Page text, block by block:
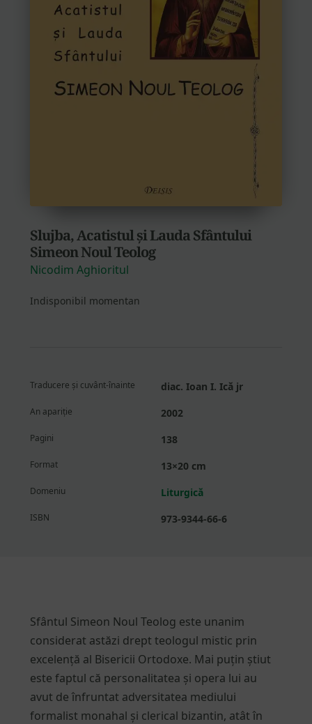
Slujba, Acatistul și Lauda Sfântului
Simeon Noul Teolog
Nicodim Aghioritul
Indisponibil momentan
Traducere și cuvânt-înainte diac. Ioan I. Ică jr
An apariție 2002
Pagini 138
Format 13×20 cm
Domeniu Liturgică
ISBN 973-9344-66-6
Sfântul Simeon Noul Teolog este unanim
considerat astăzi drept teologul mistic prin
excelență al Bisericii Ortodoxe. Mai puțin știut
este faptul că personalitatea și opera lui au
avut de înfruntat adversitatea mediului
formalist monahal și clerical bizantin, atât în